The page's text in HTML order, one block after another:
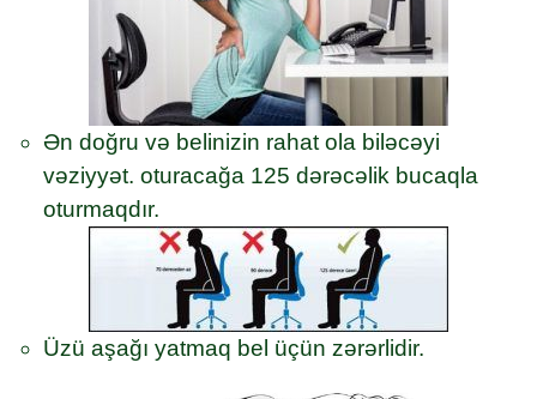
Ən doğru və belinizin rahat ola biləcəyi
vəziyyət. oturacağa 125 dərəcəlik bucaqla
oturmaqdır.
Üzü aşağı yatmaq bel üçün zərərlidir.